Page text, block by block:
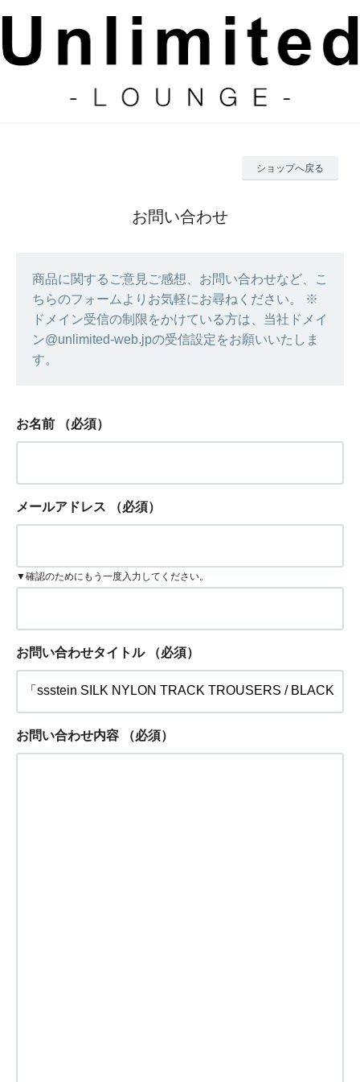
ショップへ戻る
お問い合わせ
商品に関するご意見ご感想、お問い合わせなど、こ
ちらのフォームよりお気軽にお尋ねください。 ※
ドメイン受信の制限をかけている方は、当社ドメイ
ン@unlimited-web.jpの受信設定をお願いいたしま
す。
お名前 （必須）
メールアドレス （必須）
▼確認のためにもう一度入力してください。
お問い合わせタイトル （必須）
お問い合わせ内容 （必須）